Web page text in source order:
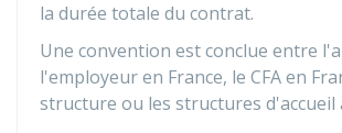
la durée totale du contrat.
Une convention est conclue entre
l'employeur en France, le CFAen
structure ou les structures d'accueil